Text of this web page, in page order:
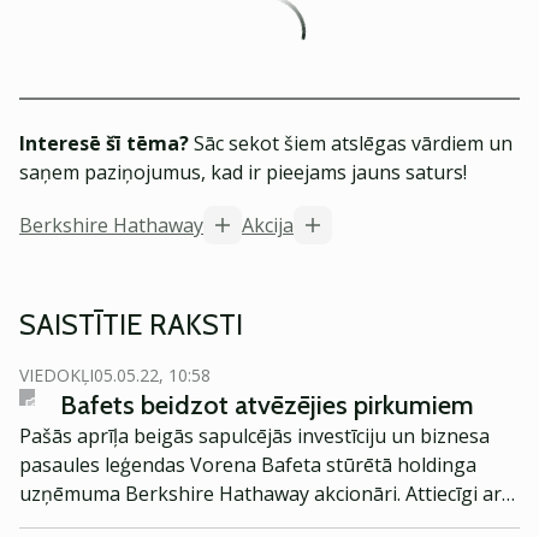
Interesē šī tēma?Sāc sekot šiem atslēgas vārdiem un
saņem paziņojumus, kad ir pieejams jauns saturs!
Berkshire Hathaway
Akcija
SAISTĪTIE RAKSTI
VIEDOKĻI05.05.22, 10:58
Bafets beidzot atvēzējies pirkumiem
Pašās aprīļa beigās sapulcējās investīciju un biznesa
pasaules leģendas Vorena Bafeta stūrētā holdinga
uzņēmuma Berkshire Hathaway akcionāri. Attiecīgi ar
pārspriedumiem par dažādiem pasaules notikumiem